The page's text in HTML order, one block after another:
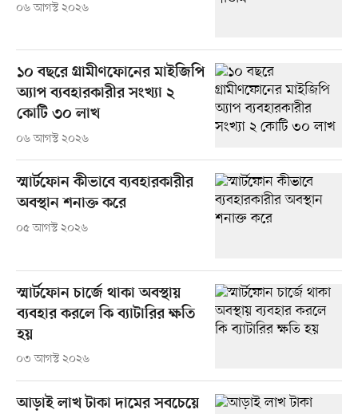
০৬ আগস্ট ২০২৬
১০ বছরে গ্রামীণফোনের মাইজিপি
অ্যাপ ব্যবহারকারীর সংখ্যা ২
কোটি ৩০ লাখ
০৬ আগস্ট ২০২৬
স্মার্টফোন কীভাবে ব্যবহারকারীর
অবস্থান শনাক্ত করে
০৫ আগস্ট ২০২৬
স্মার্টফোন চার্জে থাকা অবস্থায়
ব্যবহার করলে কি ব্যাটারির ক্ষতি
হয়
০৩ আগস্ট ২০২৬
আড়াই লাখ টাকা দামের সবচেয়ে